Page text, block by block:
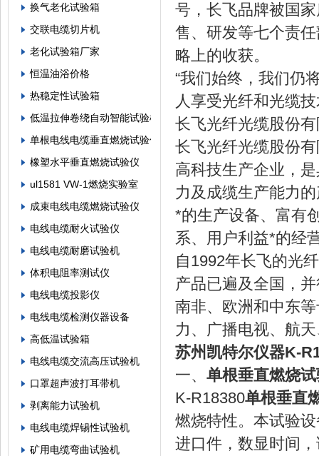
换气老化试验箱
交联电缆切片机
老化试验箱厂家
恒温油浴价格
热稳定性试验箱
低温拉伸卷绕自动智能试验机
单根电线电缆垂直燃烧试验仪
橡塑水平垂直燃烧试验仪
ul1581 VW-1燃烧实验室
成束电线电缆燃烧试验仪
电线电缆耐火试验仪
电线电缆耐磨试验机
体积电阻率测试仪
电线电缆投影仪
电线电缆检测仪器设备
高低温试验箱
电线电缆交流高压试验机
口罩超声波打耳带机
剥离能力试验机
电线电缆焊锡性试验机
矿用电缆弯曲试验机
号，长飞品牌被国
售、研发等七个责
略上的收获。
“我们始终，我们仍
人享受光纤和光缆
长飞光纤光缆股份
长飞光纤光缆股份
高科技生产企业，
力及成缆生产能力
*的生产设备、富有
系、用户利益*的经
自1992年长飞的光
产品已遍及全国，
南非、欧洲和中东
力、广播电视、航
苏州凯特尔仪器K-
一、 单根垂直燃烧
K-R18380单根垂直
燃烧特性。本试验
进口件，数显时间